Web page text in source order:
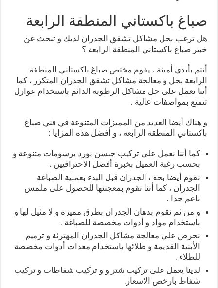
صباغ باكستاني المنطقة الرابعة
هل ترغب بحل مشاكل تشقق الجدران لديك و تبحث عن
خبير صباغ باكستاني المنطقة الرابعة ؟
أنتم بأيدي أمينة ، يقوم مختص صباغ باكستاني المنطقة
الرابعة بحل و معالجة مشاكل تشقق الجدران المتكرر ، كما
أننا نعمل على حل مشاكل الرطوبة الدائم باستخدام عوازل
تتمتع بمواصفات عالية .
و هناك أيضا العديد من المميزات المتنوعة في فني صباغ
باكستاني المنطقة الرابعة ، و أفضل هذه المزايا :
كما أننا نعمل على تركيب جبسن بورد برسومات متنوعة و
بحسب رغبة العميل بخبرة أفضل الاحترافيين .
نقوم أيضا بحف الجدران قبل البدء بعملية الصباغة
الجدران ، كما أننا نقوم بمعجنتها للحصول على ملمس
ناعم جدا .
و من ثم نقوم بدهان الجدران بطرق مميزة و لا مثيل لها و
باستخدام مواد و أدوات مخصصة للصباغة .
نحرص على معالجة مشاكل الجدران المهترئة و ترميم
الأبنية القديمة و طلائها باستخدام معدات أدوات مخصصة
للطلاء .
لدينا يعمل علىتركيب شتر و وتركيب شفاطات وتركيب
شفاط بارخص الاسعار.